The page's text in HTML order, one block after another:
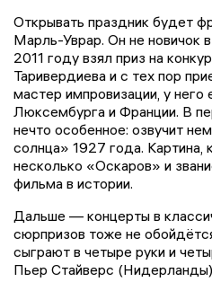
Открывать праздник будет
Марль-Уврар. Он не новичок
2011 году взял приз на
Таривердиева и с тех пор
мастер импровизации, у него
Люксембурга и Франции. В
нечто особенное: озвучит
солнца» 1927 года. Картина,
несколько «Оскаров» и
фильма в истории.
Дальше — концерты в
сюрпризов тоже не
сыграют в четыре руки и
Пьер Стайверс